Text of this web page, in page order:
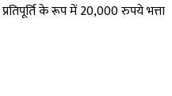
के रूप में 20,000 रुपये भत्ता